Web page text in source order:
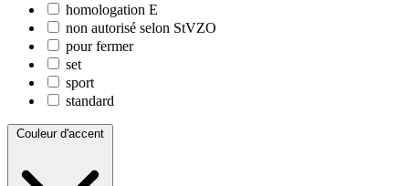
homologation E
non autorisé selon StVZO
pour fermer
set
sport
standard
Couleur d'accent